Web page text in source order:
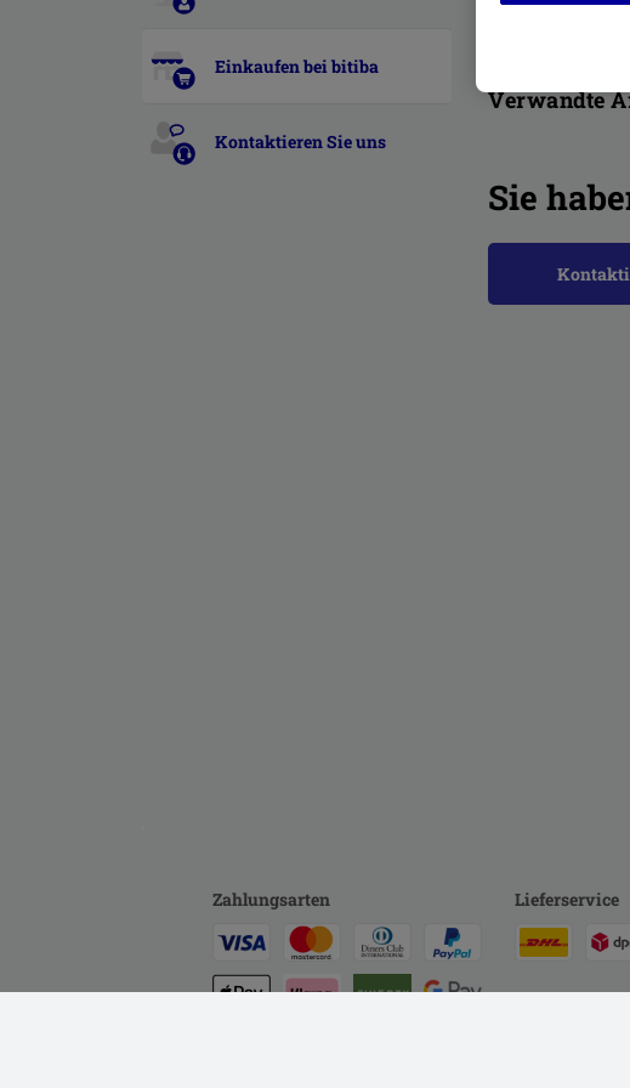
Einkaufen bei bitiba
Kontaktieren Sie uns
Verwandte
Sie
Zahlungsarten Lieferservice